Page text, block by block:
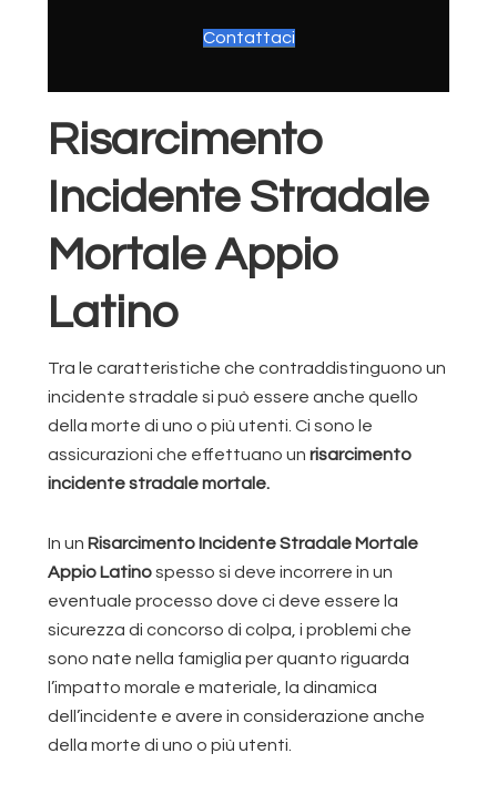
Contattaci
Risarcimento
Incidente Stradale
Mortale Appio
Latino
Tra le caratteristiche che contraddistinguono un
incidente stradale si può essere anche quello
della morte di uno o più utenti. Ci sono le
assicurazioni che effettuano un risarcimento
incidente stradale mortale.
In un Risarcimento Incidente Stradale Mortale
Appio Latinospesso si deve incorrere in un
eventuale processo dove ci deve essere la
sicurezza di concorso di colpa, i problemi che
sono nate nella famiglia per quanto riguarda
l’impatto morale e materiale, la dinamica
dell’incidente e avere in considerazione anche
della morte di uno o più utenti.